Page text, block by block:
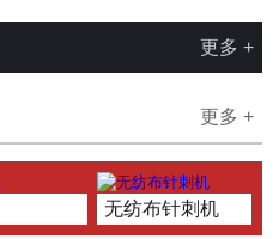
更多 +
更多 +
无纺布针刺机